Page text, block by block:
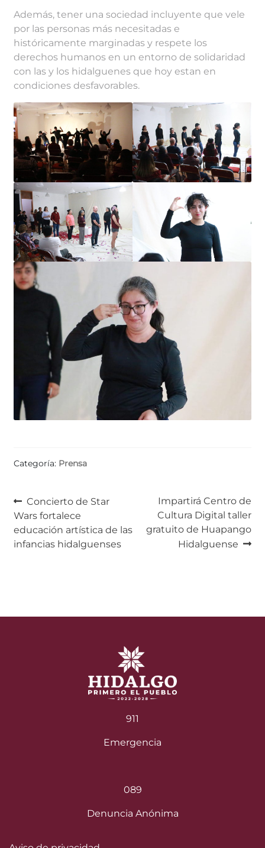
Además, tener una sociedad incluyente que vele
por las personas más necesitadas e
históricamente marginadas y respete los
derechos humanos en un entorno de solidaridad
con las y los hidalguenes que hoy estan en
condiciones desfavorables.
Categoría: Prensa
Navegación
de
entradas
Anterior:
Concierto de Star
Wars fortalece
educación artística de las
infancias hidalguenses
Siguiente:
Impartirá Centro de
Cultura Digital taller
gratuito de Huapango
Hidalguense
911
Emergencia
089
Denuncia Anónima